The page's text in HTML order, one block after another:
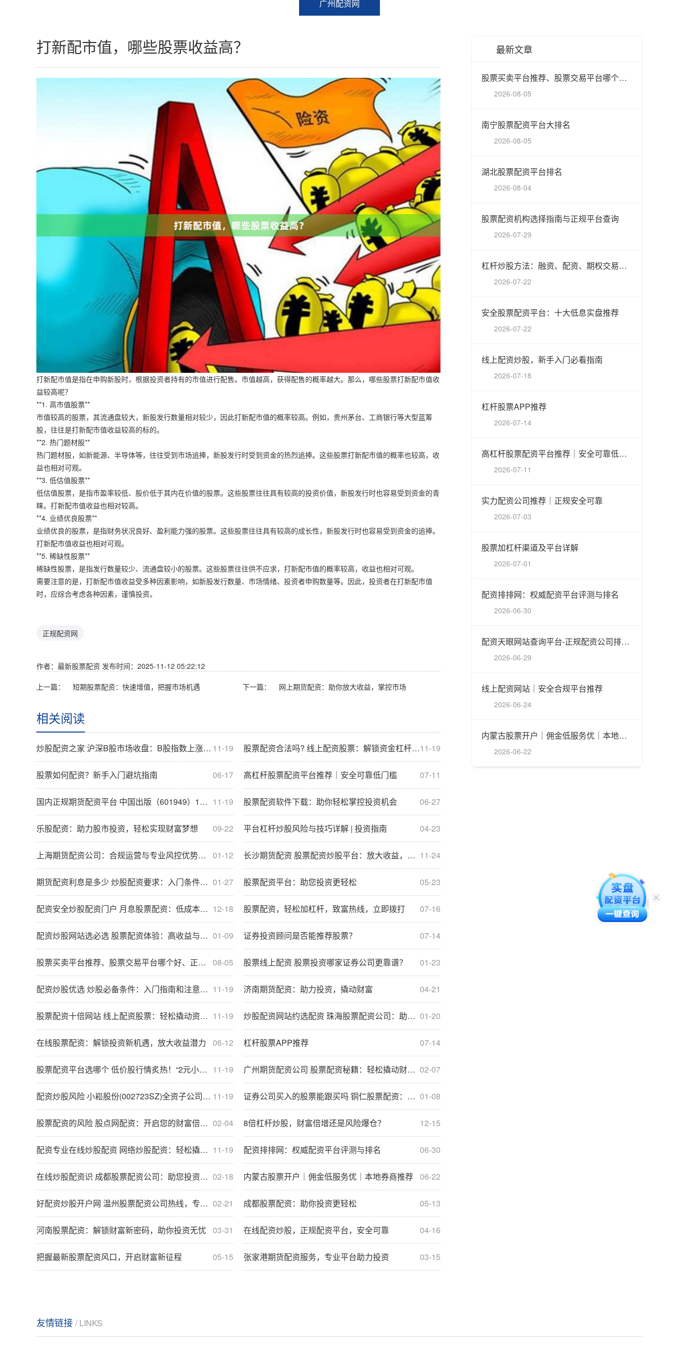
广州配资网
打新配市值，哪些股票收益高？
打新配市值是指在申购新股时，根据投资者持有的市值进行配售。市值越高，获得配售的概率越大。那么，哪些股票打新配市值收
益较高呢？
**1. 高市值股票**
市值较高的股票，其流通盘较大，新股发行数量相对较少，因此打新配市值的概率较高。例如，贵州茅台、工商银行等大型蓝筹
股，往往是打新配市值收益较高的标的。
**2. 热门题材股**
热门题材股，如新能源、半导体等，往往受到市场追捧，新股发行时受到资金的热烈追捧。这些股票打新配市值的概率也较高，收
益也相对可观。
**3. 低估值股票**
低估值股票，是指市盈率较低、股价低于其内在价值的股票。这些股票往往具有较高的投资价值，新股发行时也容易受到资金的青
睐。打新配市值收益也相对较高。
**4. 业绩优良股票**
业绩优良的股票，是指财务状况良好、盈利能力强的股票。这些股票往往具有较高的成长性，新股发行时也容易受到资金的追捧。
打新配市值收益也相对可观。
**5. 稀缺性股票**
稀缺性股票，是指发行数量较少、流通盘较小的股票。这些股票往往供不应求，打新配市值的概率较高，收益也相对可观。
需要注意的是，打新配市值收益受多种因素影响，如新股发行数量、市场情绪、投资者申购数量等。因此，投资者在打新配市值
时，应综合考虑各种因素，谨慎投资。
正规配资网
作者：最新股票配资 发布时间：2025-11-12 05:22:12
上一篇： 短期股票配资：快速增值，把握市场机遇 下一篇： 网上期货配资：助你放大收益，掌控市场
相关阅读
11-19
炒股配资之家 沪深B股市场收盘：B股指数上涨091% 成份B指上涨026% 11-19
股票配资合法吗? 线上配资股票：解锁资金杠杆，提升收益空间
06-17
股票如何配资？新手入门避坑指南 07-11
高杠杆股票配资平台推荐｜安全可靠低门槛
11-19
国内正规期货配资平台 中国出版（601949）1月10日主力资金净卖出201185万元 06-27
股票配资软件下载：助你轻松掌控投资机会
09-22
乐股配资：助力股市投资，轻松实现财富梦想 04-23
平台杠杆炒股风险与技巧详解 | 投资指南
01-12
上海期货配资公司：合规运营与专业风控优势解析 11-24
长沙期货配资 股票配资炒股平台：放大收益，把握财富机遇
01-27
期货配资利息是多少 炒股配资要求：入门条件和注意事项 05-23
股票配资平台：助您投资更轻松
12-18
配资安全炒股配资门户 月息股票配资：低成本撬动高收益 07-16
股票配资，轻松加杠杆，致富热线，立即拨打
01-09
配资炒股网站选必选 股票配资体验：高收益与高风险的博弈 07-14
证券投资顾问是否能推荐股票？
08-05
股票买卖平台推荐、股票交易平台哪个好、正规股票买卖平台排行、股票开户平台哪个安全、低佣金股票买卖平台 01-23
股票线上配资 股票投资哪家证券公司更靠谱？
11-19
配资炒股优选 炒股必备条件：入门指南和注意事项 04-21
济南期货配资：助力投资，撬动财富
11-19
股票配资十倍网站 线上配资股票：轻松撬动资本杠杆，助力投资收益 01-20
炒股配资网站约选配资 珠海股票配资公司：助力投资者实现财富梦想
06-12
在线股票配资：解锁投资新机遇，放大收益潜力 07-14
杠杆股票APP推荐
11-19
股票配资平台选哪个 低价股行情炙热！“2元小将”成连板最高标，股价低位标的梳理，这十余股业绩预期增10倍 02-07
广州期货配资公司 股票配资秘籍：轻松撬动财富杠杆
11-19
配资炒股风险 小崧股份(002723SZ)全资子公司拟签订312077万元建设工程合同 01-08
证券公司买入的股票能跟买吗 铜仁股票配资：助您投资腾飞，把握财富机遇
02-04
股票配资的风险 股点网配资：开启您的财富倍增之路 12-15
8倍杠杆炒股，财富倍增还是风险爆仓？
11-19
配资专业在线炒股配资 网络炒股配资：轻松撬动资金，实现财富增值 06-30
配资排排网：权威配资平台评测与排名
02-18
在线炒股配资识 成都股票配资公司：助您投资之路更稳健 06-22
内蒙古股票开户｜佣金低服务优｜本地券商推荐
02-21
好配资炒股开户网 温州股票配资公司热线，专业配资，安全可靠 05-13
成都股票配资：助你投资更轻松
03-31
河南股票配资：解锁财富新密码，助你投资无忧 04-16
在线配资炒股，正规配资平台，安全可靠
05-15
把握最新股票配资风口，开启财富新征程 03-15
张家港期货配资服务，专业平台助力投资
最新文章
股票买卖平台推荐、股票交易平台哪个好、正规股票买卖平台排行、股票开户平台哪个安全、低佣金股票买卖平台
2026-08-05
南宁股票配资平台大排名
2026-08-05
湖北股票配资平台排名
2026-08-04
股票配资机构选择指南与正规平台查询
2026-07-29
杠杆炒股方法：融资、配资、期权交易指南
2026-07-22
安全股票配资平台：十大低息实盘推荐
2026-07-22
线上配资炒股，新手入门必看指南
2026-07-18
杠杆股票APP推荐
2026-07-14
高杠杆股票配资平台推荐｜安全可靠低门槛
2026-07-11
实力配资公司推荐｜正规安全可靠
2026-07-03
股票加杠杆渠道及平台详解
2026-07-01
配资排排网：权威配资平台评测与排名
2026-06-30
配资天眼网站查询平台-正规配资公司排名与曝光平台
2026-06-29
线上配资网站｜安全合规平台推荐
2026-06-24
内蒙古股票开户｜佣金低服务优｜本地券商推荐
2026-06-22
友情链接 / LINKS